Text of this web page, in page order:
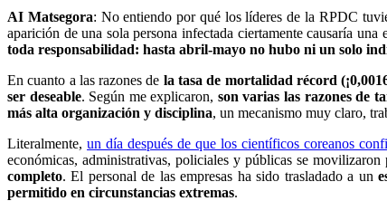
AI Matsegora: No entiendo por qué los líderes de la RPDC
aparición de una sola persona infectada ciertamente causaría una
toda responsabilidad: hasta abril-mayo no hubo ni un solo
En cuanto a las razones de la tasa de mortalidad récord
ser deseable. Según me explicaron, son varias las razones de
más alta organización y disciplina, un mecanismo muy claro,
Literalmente,un día después de que los científicos coreanos
económicas, administrativas, policiales y públicas se
completo. El personal de las empresas ha sido trasladado a un
permitido en circunstancias extremas.